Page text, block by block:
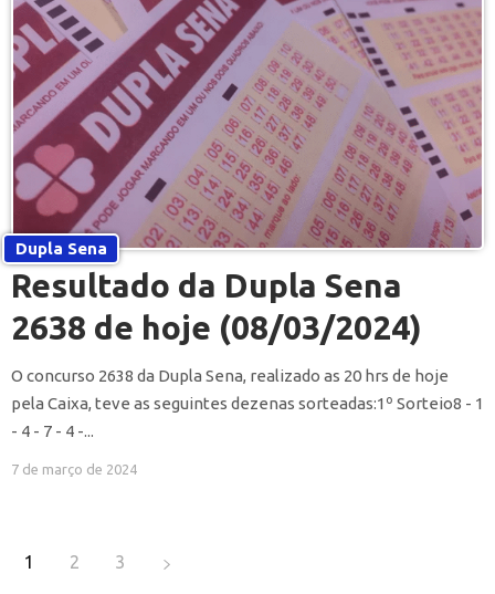
Dupla Sena
Resultado da Dupla Sena
2638 de hoje (08/03/2024)
O concurso 2638 da Dupla Sena, realizado as 20 hrs de hoje
pela Caixa, teve as seguintes dezenas sorteadas:1º Sorteio8 - 1
- 4 - 7 - 4 -...
7 de março de 2024
1 2 3